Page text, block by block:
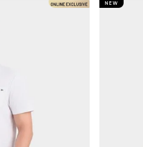
NEW